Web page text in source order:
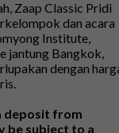
Zaap Classic Pridi
dan acara
Institute,
jantung Bangkok,
dengan
deposit from
be subject to a